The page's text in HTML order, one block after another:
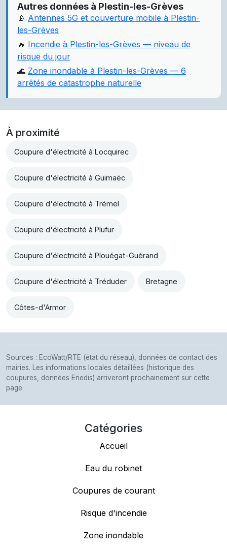
Autres données à Plestin-les-Grèves
📡 Antennes 5G et couverture mobile à Plestin-
les-Grèves
🔥 Incendie à Plestin-les-Grèves — niveau de
risque du jour
🌊 Zone inondable à Plestin-les-Grèves — 6
arrêtés de catastrophe naturelle
À proximité
Coupure d'électricité à Locquirec
Coupure d'électricité à Guimaëc
Coupure d'électricité à Trémel
Coupure d'électricité à Plufur
Coupure d'électricité à Plouégat-Guérand
Coupure d'électricité à Tréduder Bretagne
Côtes-d'Armor
Sources : EcoWatt/RTE (état du réseau), données de contact des
mairies. Les informations locales détaillées (historique des
coupures, données Enedis) arriveront prochainement sur cette
page.
Catégories
Accueil
Eau du robinet
Coupures de courant
Risque d'incendie
Zone inondable